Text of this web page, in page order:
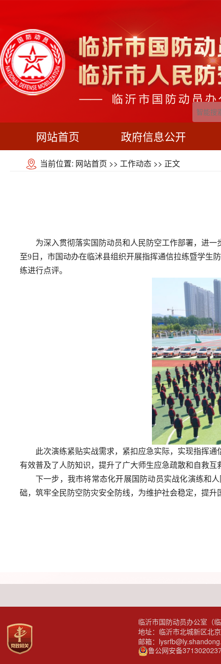
网站首页 政府信息公开
当前位置: 网站首页 >> 工作动态 >> 正文
为深入贯彻落实国防动员和人民防空工作部署，进
至9日，市国动办在临沭县组织开展指挥通信拉练暨学生
练进行点评。
此次演练紧贴实战需求，紧扣应急实际，实现指挥
有效普及了人防知识，提升了广大师生应急疏散和自救互
下一步，我市将常态化开展国防动员实战化演练和
础，筑牢全民防空防灾安全防线，为维护社会稳定，提
临沂市国防动员办公室（
地址：临沂市北城新区北
邮箱：
鲁公网安备